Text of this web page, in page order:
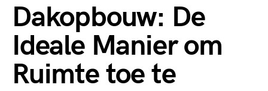
Dakopbouw: De
Ideale Manier om
Ruimte toe te